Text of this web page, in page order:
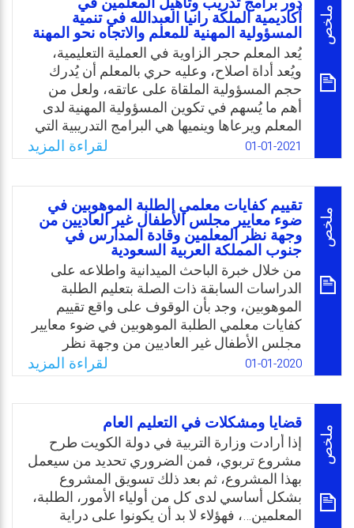
ملخص أكاديمية الملكة رانيا العبدالله في تنمية
المسؤولية المهنية للمعلم والاتجاه نحو المهنة
يُعد المعلم حجر الزاوية في العملية التعليمية،
ويُعد أداة اصلاح، وعليه حري بالمعلم أن يُدرك
حجم المسؤولية الملقاة على عاتقه، ولعل من
أهم ما يُسهم في تكوين المسؤولية المهنية لدى
المعلم ويرعاها وينميها هي البرامج التدريبية التي
تعدها وزارة التربية والتعليم وغيرها من
المؤسسات التربوية مثل أكاديمية الملكة رانيا
العبدالله. ويُقصد بالمسؤولية المهنية التزام المعلم
بمتطلبات مهنة التربية والتعليم وتحمله لكافة
تبعاتها والإحسان فيها والبعد عن التقصير في
أدائها. وباعتبار أن المملكة الأردنية الهاشمية في
أشد الحاجة إلى وجود معلمين قادرين على
إحداث التنمية البشرية والنهوض بالمجتمع، وحيث
أنه لم تجر أية دراسة لمعرفة فاعلية البرامج
التدريبية التي ثقدمها أكاديمية الملكة رانيا
العبدالله لتنمية المسؤولية المهنية والاتجاه نحو
المهنة جاءت هذه الدراسة.
WhatsApp
Facebook
Twitter
Email
01-01-2021 لقراءة المزيد
ملخص
تقييم كفايات معلمي الطلبة الموهوبين في
ضوء معايير مجلس الأطفال غير العاديين من
وجهة نظر المعلمين وقادة المدارس في
جنوب المملكة العربية السعودية
من خلال خبرة الباحث الميدانية واطلاعه على
الدراسات السابقة ذات الصلة بتعليم الطلبة
الموهوبين، وجد بأن الوقوف على واقع تقييم
كفايات معلمي الطلبة الموهوبين في ضوء معايير
مجلس الأطفال غير العاديين من وجهة نظر
المعلمين وقادة المدارس، ومعرفة الوضع الراهن
والكشف عن نقاط القوة لاستثمارها، ونقاط
الضعف لتحسينها باتت حاجة ملحة في ضوء
التقدم العلمي والمعرفي. كما أن تقييم كفايات
معلمي الطلبة الموهوبين في السعودية يُعد أمرًا
مهمًا وضروريًا في مسيرة هؤلاء المعلمين، وعليه
تحددت مشكلة الدراسة بتقييم كفايات معلمي
الطلبة الموهوبين في ضوء معايير مجلس
الأطفال غير العاديين من وجهة نظر المعلمين
01-01-2020 لقراءة المزيد
ملخص
قضايا ومشكلات في التعليم العام
إذا أرادت وزارة التربية في دولة الكويت طرح
مشروع تربوي، فمن الضروري تحديد من سيعمل
بهذا المشروع، ثم بعد ذلك تسويق المشروع
بشكل أساسي لدى كل من أولياء الأمور، الطلبة،
المعلمين…، فهؤلاء لا بد أن يكونوا على دراية